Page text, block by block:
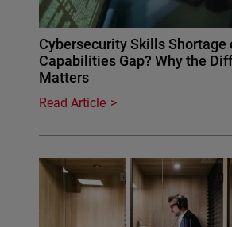
Cybersecurity Skills Shortage
Capabilities Gap? Why the
Matters
Read Article